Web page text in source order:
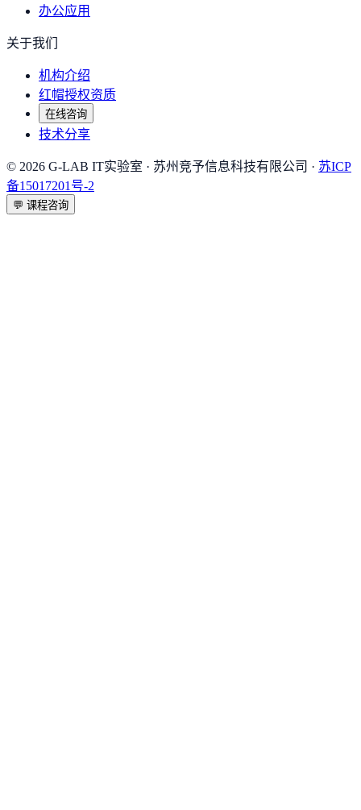
办公应用
关于我们
机构介绍
红帽授权资质
在线咨询
技术分享
© 2026 G-LAB IT实验室 · 苏州竞予信息科技有限公司 · 苏ICP
备15017201号-2
💬 课程咨询